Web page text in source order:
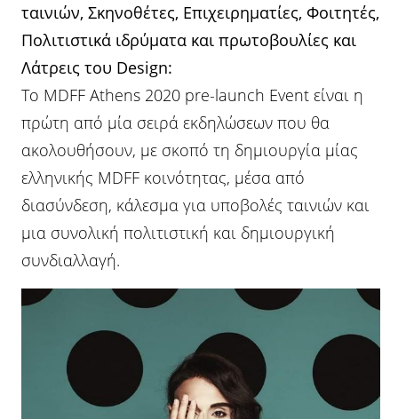
ταινιών, Σκηνοθέτες, Επιχειρηματίες, Φοιτητές,
Πολιτιστικά ιδρύματα και πρωτοβουλίες και
Λάτρεις του Design:
Το MDFF Athens 2020 pre-launch Event είναι η
πρώτη από μία σειρά εκδηλώσεων που θα
ακολουθήσουν, με σκοπό τη δημιουργία μίας
ελληνικής MDFF κοινότητας, μέσα από
διασύνδεση, κάλεσμα για υποβολές ταινιών και
μια συνολική πολιτιστική και δημιουργική
συνδιαλλαγή.